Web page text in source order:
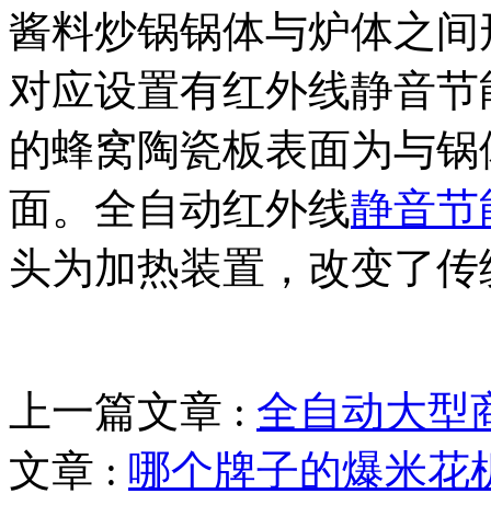
酱料炒锅锅体与炉体之
对应设置有红外线静音
的蜂窝陶瓷板表面为与
面。全自动红外线静音节
头为加热装置，改变了
上一篇文章 : 全自动大型
文章 : 哪个牌子的爆米花